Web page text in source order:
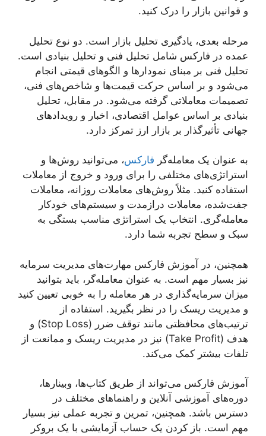
و قوانین بازار را درک کنید.
مرحله بعدی، یادگیری تحلیل بازار است. دو نوع تحلیل
عمده در فارکس شامل تحلیل فنی و تحلیل بنیادی است.
تحلیل فنی بر مبنای نمودارها و الگوهای قیمتی انجام
می‌شود و بر اساس حرکت قیمت‌ها و شاخص‌های فنی،
تصمیمات معاملاتی گرفته می‌شود. در مقابل، تحلیل
بنیادی بر اساس عوامل اقتصادی، اخبار و رویدادهای
جهانی تأثیرگذار بر بازار ارز تمرکز دارد.
به عنوان یک معامله‌گر فارکس، می‌توانید روش‌ها و
استراتژی‌های مختلفی را برای ورود و خروج از معاملات
استفاده کنید. مثلاً روش‌های معاملات روزانه، معاملات
جفت‌شده، معاملات درازمدت و سیستم‌های خودکار
معامله‌گری. انتخاب یک استراتژی مناسب بستگی به
سبک و سطح تجربه شما دارد.
همچنین، در آموزش فارکس مهارت‌های مدیریت سرمایه
نیز بسیار مهم است. به عنوان معامله‌گر، باید بتوانید
میزان سرمایه‌گذاری در هر معامله را به خوبی تعیین کنید
و مدیریت ریسک را در نظر بگیرید. استفاده از
ترتیب‌های محافظتی مانند توقف ضرر (Stop Loss) و
هدف (Take Profit) نیز در مدیریت ریسک و ممانعت از
تلفات بیشتر کمک می‌کند.
آموزش فارکس می‌تواند از طریق کتاب‌ها، وبینارها،
دوره‌های آموزشی آنلاین و راهنماهای مختلف در
دسترس باشد. همچنین، تمرین و تجربه عملی نیز بسیار
مهم است. باز کردن یک حساب آزمایشی با یک بروکر